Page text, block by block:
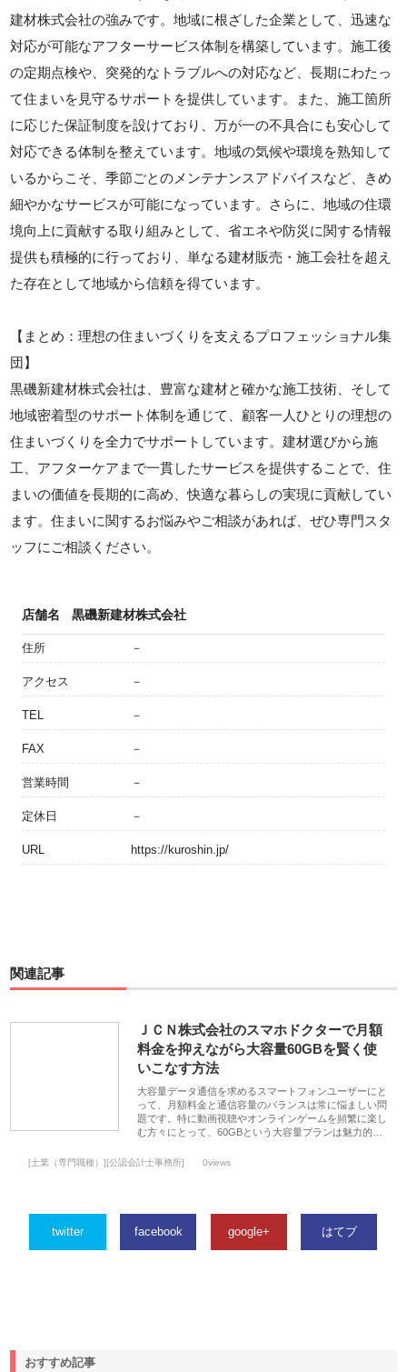
建材株式会社の強みです。地域に根ざした企業として、迅速な
対応が可能なアフターサービス体制を構築しています。施工後
の定期点検や、突発的なトラブルへの対応など、長期にわたっ
て住まいを見守るサポートを提供しています。また、施工箇所
に応じた保証制度を設けており、万が一の不具合にも安心して
対応できる体制を整えています。地域の気候や環境を熟知して
いるからこそ、季節ごとのメンテナンスアドバイスなど、きめ
細やかなサービスが可能になっています。さらに、地域の住環
境向上に貢献する取り組みとして、省エネや防災に関する情報
提供も積極的に行っており、単なる建材販売・施工会社を超え
た存在として地域から信頼を得ています。
【まとめ：理想の住まいづくりを支えるプロフェッショナル集
団】
黒磯新建材株式会社は、豊富な建材と確かな施工技術、そして
地域密着型のサポート体制を通じて、顧客一人ひとりの理想の
住まいづくりを全力でサポートしています。建材選びから施
工、アフターケアまで一貫したサービスを提供することで、住
まいの価値を長期的に高め、快適な暮らしの実現に貢献してい
ます。住まいに関するお悩みやご相談があれば、ぜひ専門スタ
ッフにご相談ください。
店舗名 黒磯新建材株式会社
住所 －
アクセス －
TEL －
FAX －
営業時間 －
定休日 －
URL https://kuroshin.jp/
関連記事
ＪＣＮ株式会社のスマホドクターで月額
料金を抑えながら大容量60GBを賢く使
いこなす方法
大容量データ通信を求めるスマートフォンユーザーにと
って、月額料金と通信容量のバランスは常に悩ましい問
題です。特に動画視聴やオンラインゲームを頻繁に楽し
む方々にとって、60GBという大容量プランは魅力的…
[士業（専門職種）][公認会計士事務所] 0views
twitter facebook google+ はてブ
おすすめ記事